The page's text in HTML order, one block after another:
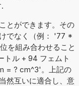
とができます。その
でなく（例： '77 *
を組み合わせること
トル + 94 フェムト
= ? cm^3'。上記の
然互いに適合し、意